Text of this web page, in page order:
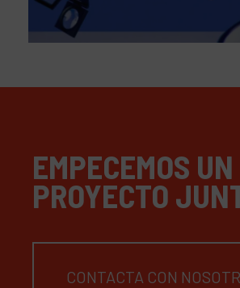
EMPECEMOS
PROYECTO
CONTACTA CON